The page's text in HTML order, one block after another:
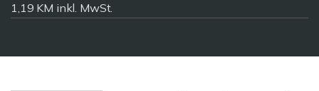
1,19 KM inkl. MwSt.